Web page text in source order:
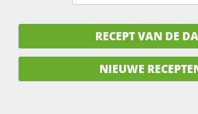
RECEPT VAN DE
NIEUWE